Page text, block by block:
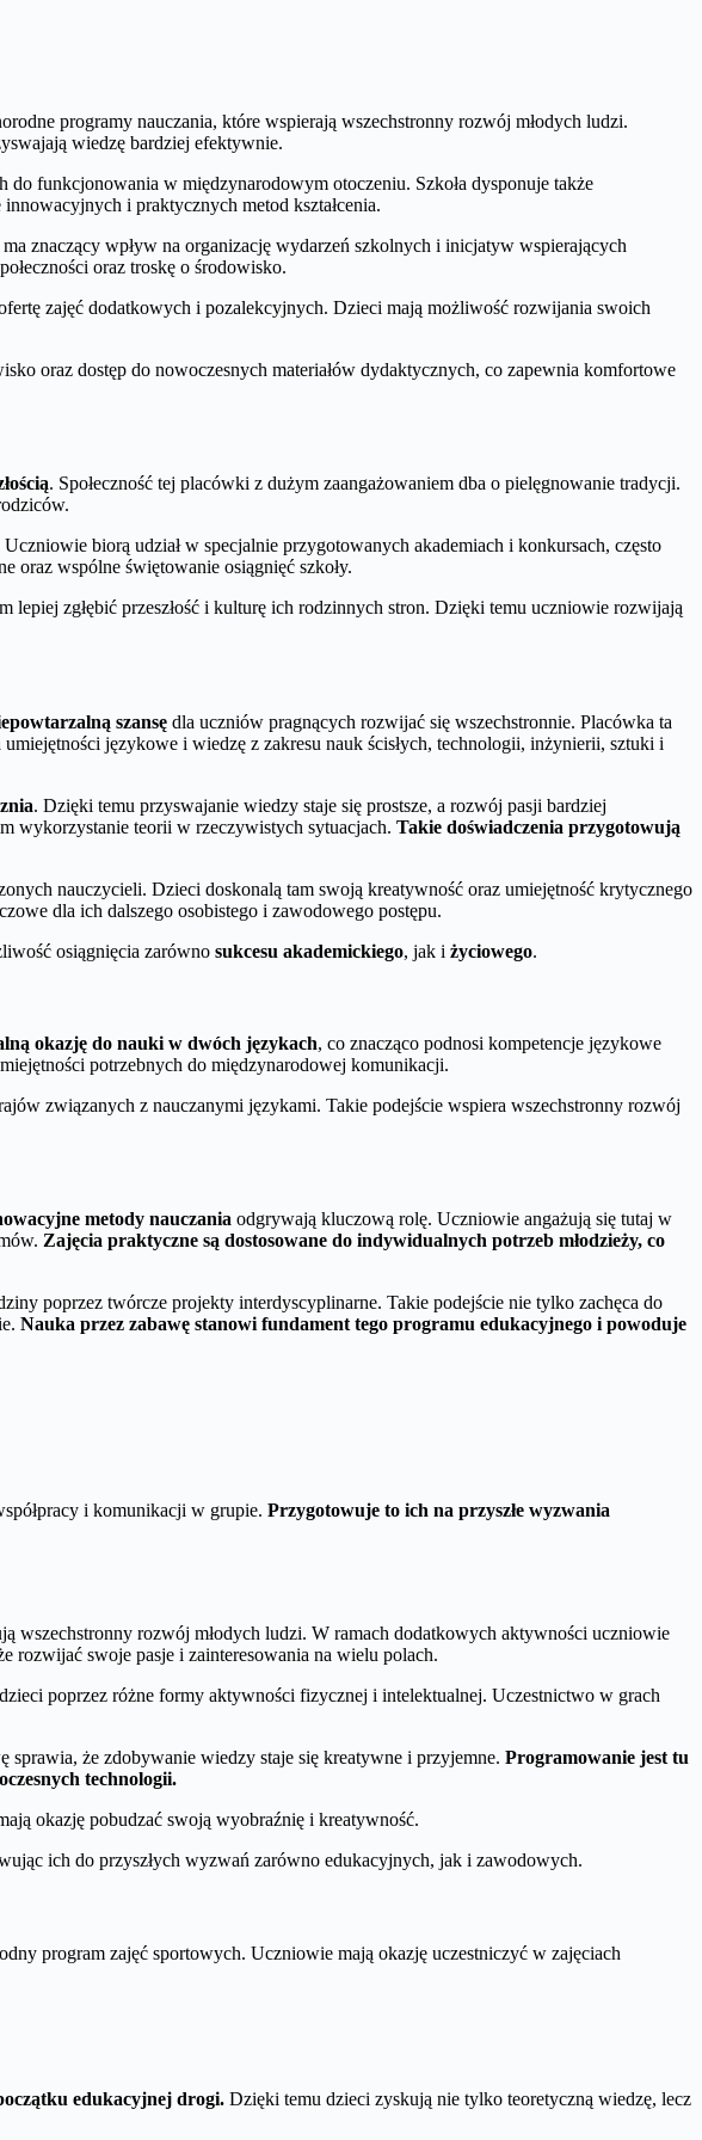
programy nauczania, które wspierają wszechstronny rozwój młodych ludzi.
wiedzę bardziej efektywnie.
funkcjonowania w międzynarodowym otoczeniu. Szkoła dysponuje także
i praktycznych metod kształcenia.
znaczący wpływ na organizację wydarzeń szkolnych i inicjatyw wspierających
oraz troskę o środowisko.
zajęć dodatkowych i pozalekcyjnych. Dzieci mają możliwość rozwijania swoich
oraz dostęp do nowoczesnych materiałów dydaktycznych, co zapewnia komfortowe
. Społeczność tej placówki z dużym zaangażowaniem dba o pielęgnowanie tradycji.
biorą udział w specjalnie przygotowanych akademiach i konkursach, często
wspólne świętowanie osiągnięć szkoły.
zgłębić przeszłość i kulturę ich rodzinnych stron. Dzięki temu uczniowie rozwijają
szansę dla uczniów pragnących rozwijać się wszechstronnie. Placówka ta
umiejętności językowe i wiedzę z zakresu nauk ścisłych, technologii, inżynierii, sztuki i
. Dzięki temu przyswajanie wiedzy staje się prostsze, a rozwój pasji bardziej
wykorzystanie teorii w rzeczywistych sytuacjach. Takie doświadczenia przygotowują
nauczycieli. Dzieci doskonalą tam swoją kreatywność oraz umiejętność krytycznego
dla ich dalszego osobistego i zawodowego postępu.
osiągnięcia zarówno sukcesu akademickiego, jak i życiowego.
okazję do nauki w dwóch językach, co znacząco podnosi kompetencje językowe
potrzebnych do międzynarodowej komunikacji.
związanych z nauczanymi językami. Takie podejście wspiera wszechstronny rozwój
metody nauczania odgrywają kluczową rolę. Uczniowie angażują się tutaj w
Zajęcia praktyczne są dostosowane do indywidualnych potrzeb młodzieży, co
poprzez twórcze projekty interdyscyplinarne. Takie podejście nie tylko zachęca do
Nauka przez zabawę stanowi fundament tego programu edukacyjnego i powoduje
i komunikacji w grupie. Przygotowuje to ich na przyszłe wyzwania
wszechstronny rozwój młodych ludzi. W ramach dodatkowych aktywności uczniowie
rozwijać swoje pasje i zainteresowania na wielu polach.
poprzez różne formy aktywności fizycznej i intelektualnej. Uczestnictwo w grach
że zdobywanie wiedzy staje się kreatywne i przyjemne. Programowanie jest tu
technologii.
okazję pobudzać swoją wyobraźnię i kreatywność.
ich do przyszłych wyzwań zarówno edukacyjnych, jak i zawodowych.
program zajęć sportowych. Uczniowie mają okazję uczestniczyć w zajęciach
edukacyjnej drogi. Dzięki temu dzieci zyskują nie tylko teoretyczną wiedzę, lecz